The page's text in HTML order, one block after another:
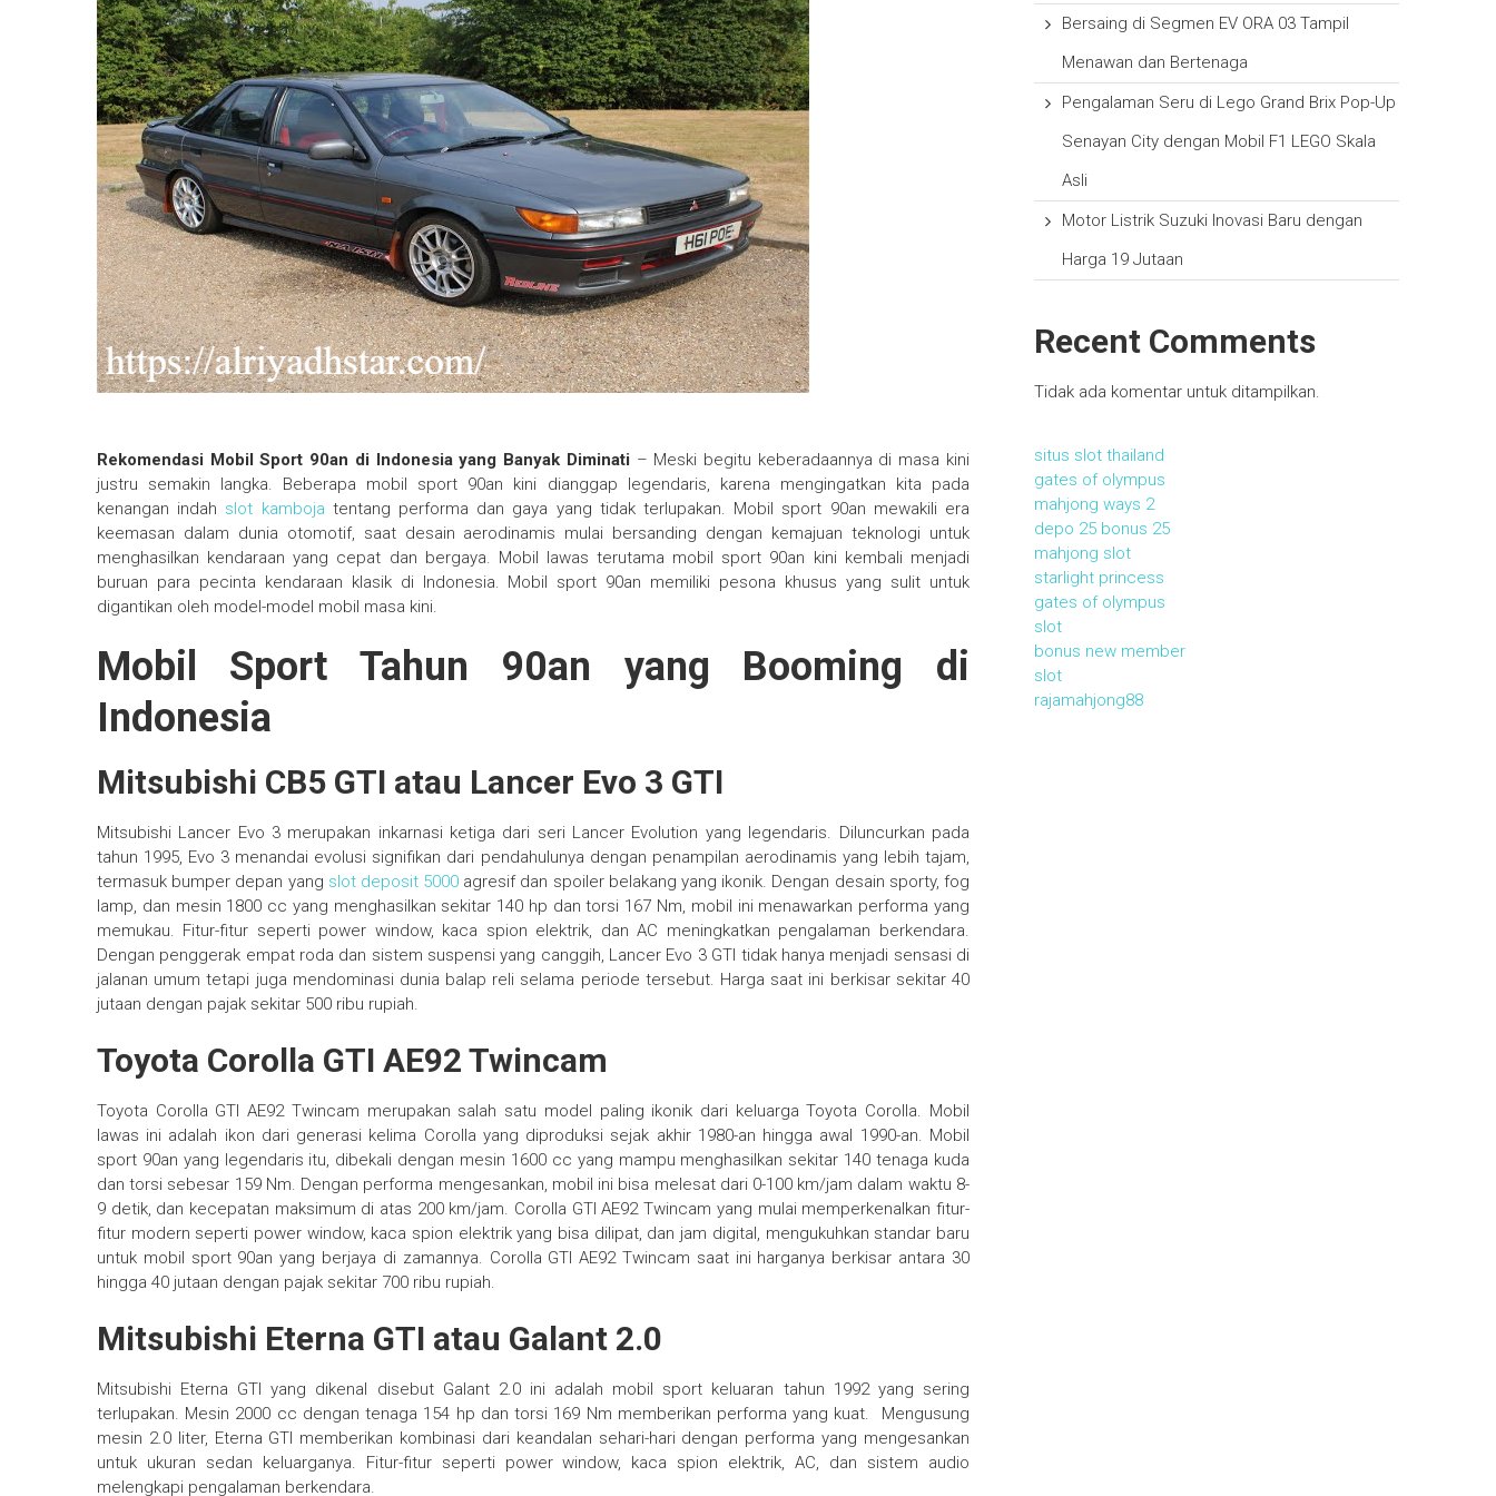
Rekomendasi Mobil Sport 90an di Indonesia yang Banyak Diminati – Meski begitu keberadaannya di masa kini
justru semakin langka. Beberapa mobil sport 90an kini dianggap legendaris, karena mengingatkan kita pada
kenangan indah slot kamboja tentang performa dan gaya yang tidak terlupakan. Mobil sport 90an mewakili era
keemasan dalam dunia otomotif, saat desain aerodinamis mulai bersanding dengan kemajuan teknologi untuk
menghasilkan kendaraan yang cepat dan bergaya. Mobil lawas terutama mobil sport 90an kini kembali menjadi
buruan para pecinta kendaraan klasik di Indonesia. Mobil sport 90an memiliki pesona khusus yang sulit untuk
digantikan oleh model-model mobil masa kini.
Mobil Sport Tahun 90an yang Booming di
Indonesia
Mitsubishi CB5 GTI atau Lancer Evo 3 GTI
Mitsubishi Lancer Evo 3 merupakan inkarnasi ketiga dari seri Lancer Evolution yang legendaris. Diluncurkan pada
tahun 1995, Evo 3 menandai evolusi signifikan dari pendahulunya dengan penampilan aerodinamis yang lebih tajam,
termasuk bumper depan yang slot deposit 5000 agresif dan spoiler belakang yang ikonik. Dengan desain sporty, fog
lamp, dan mesin 1800 cc yang menghasilkan sekitar 140 hp dan torsi 167 Nm, mobil ini menawarkan performa yang
memukau. Fitur-fitur seperti power window, kaca spion elektrik, dan AC meningkatkan pengalaman berkendara.
Dengan penggerak empat roda dan sistem suspensi yang canggih, Lancer Evo 3 GTI tidak hanya menjadi sensasi di
jalanan umum tetapi juga mendominasi dunia balap reli selama periode tersebut. Harga saat ini berkisar sekitar 40
jutaan dengan pajak sekitar 500 ribu rupiah.
Toyota Corolla GTI AE92 Twincam
Toyota Corolla GTI AE92 Twincam merupakan salah satu model paling ikonik dari keluarga Toyota Corolla. Mobil
lawas ini adalah ikon dari generasi kelima Corolla yang diproduksi sejak akhir 1980-an hingga awal 1990-an. Mobil
sport 90an yang legendaris itu, dibekali dengan mesin 1600 cc yang mampu menghasilkan sekitar 140 tenaga kuda
dan torsi sebesar 159 Nm. Dengan performa mengesankan, mobil ini bisa melesat dari 0-100 km/jam dalam waktu 8-
9 detik, dan kecepatan maksimum di atas 200 km/jam. Corolla GTI AE92 Twincam yang mulai memperkenalkan fitur-
fitur modern seperti power window, kaca spion elektrik yang bisa dilipat, dan jam digital, mengukuhkan standar baru
untuk mobil sport 90an yang berjaya di zamannya. Corolla GTI AE92 Twincam saat ini harganya berkisar antara 30
hingga 40 jutaan dengan pajak sekitar 700 ribu rupiah.
Mitsubishi Eterna GTI atau Galant 2.0
Mitsubishi Eterna GTI yang dikenal disebut Galant 2.0 ini adalah mobil sport keluaran tahun 1992 yang sering
terlupakan. Mesin 2000 cc dengan tenaga 154 hp dan torsi 169 Nm memberikan performa yang kuat. Mengusung
mesin 2.0 liter, Eterna GTI memberikan kombinasi dari keandalan sehari-hari dengan performa yang mengesankan
untuk ukuran sedan keluarganya. Fitur-fitur seperti power window, kaca spion elektrik, AC, dan sistem audio
melengkapi pengalaman berkendara.
Bersaing di Segmen EV ORA 03 Tampil
Menawan dan Bertenaga
Pengalaman Seru di Lego Grand Brix Pop-Up
Senayan City dengan Mobil F1 LEGO Skala
Asli
Motor Listrik Suzuki Inovasi Baru dengan
Harga 19 Jutaan
Recent Comments
Tidak ada komentar untuk ditampilkan.
situs slot thailand
gates of olympus
mahjong ways 2
depo 25 bonus 25
mahjong slot
starlight princess
gates of olympus
slot
bonus new member
slot
rajamahjong88